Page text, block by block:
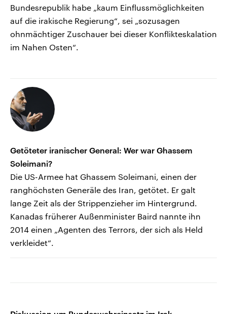
Bundesrepublik habe „kaum Einflussmöglichkeiten
auf die irakische Regierung“, sei „sozusagen
ohnmächtiger Zuschauer bei dieser Konflikteskalation
im Nahen Osten“.
Getöteter iranischer General: Wer war Ghassem
Soleimani?
Die US-Armee hat Ghassem Soleimani, einen der
ranghöchsten Generäle des Iran, getötet. Er galt
lange Zeit als der Strippenzieher im Hintergrund.
Kanadas früherer Außenminister Baird nannte ihn
2014 einen „Agenten des Terrors, der sich als Held
verkleidet“.